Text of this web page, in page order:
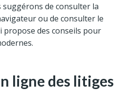
de consulter la
ou de consulter le
propose des conseils pour
ligne des litiges